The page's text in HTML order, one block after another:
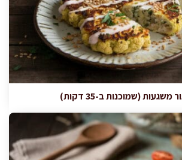
(שמוכנות ב-35 דקות)